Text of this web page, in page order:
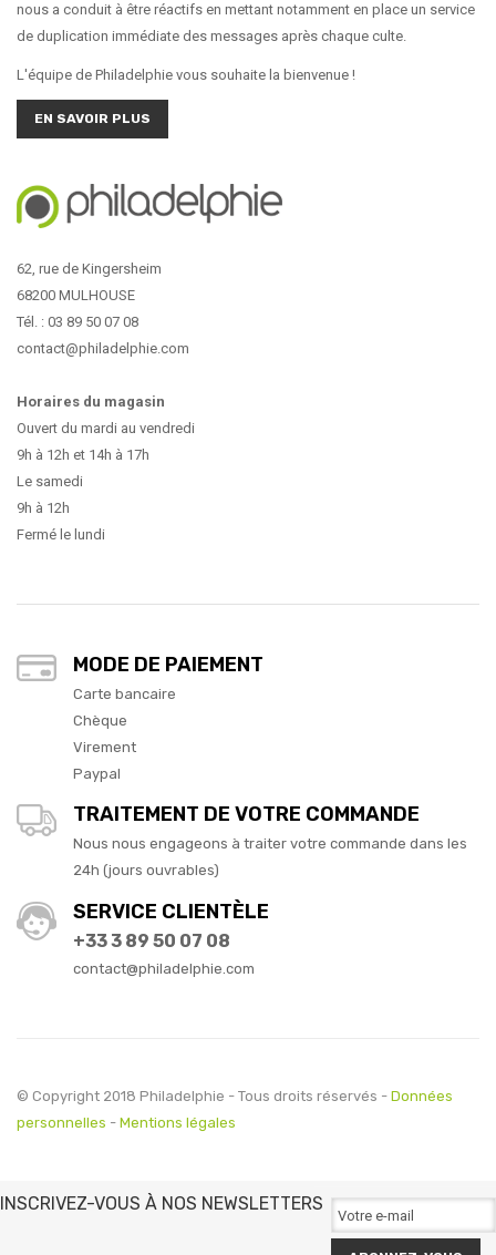
nous a conduit à être réactifs en mettant notamment en place un service
de duplication immédiate des messages après chaque culte.
L'équipe de Philadelphie vous souhaite la bienvenue !
EN SAVOIR PLUS
62, rue de Kingersheim
68200 MULHOUSE
Tél. : 03 89 50 07 08
contact@philadelphie.com
Horaires du magasin
Ouvert du mardi au vendredi
9h à 12h et 14h à 17h
Le samedi
9h à 12h
Fermé le lundi
MODE DE PAIEMENT
Carte bancaire
Chèque
Virement
Paypal
TRAITEMENT DE VOTRE COMMANDE
Nous nous engageons à traiter votre commande dans les
24h (jours ouvrables)
SERVICE CLIENTÈLE
+33 3 89 50 07 08
contact@philadelphie.com
© Copyright 2018 Philadelphie - Tous droits réservés - Données
personnelles - Mentions légales
INSCRIVEZ-VOUS À NOS NEWSLETTERS